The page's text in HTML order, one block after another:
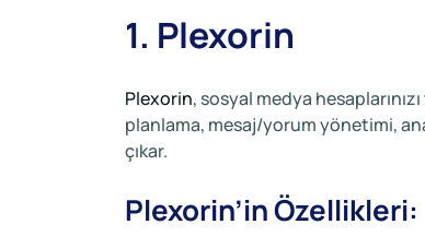
1. Plexorin
Plexorin, sosyal medya
planlama, mesaj/yorum yönetimi,
çıkar.
Plexorin’in Özellikleri: